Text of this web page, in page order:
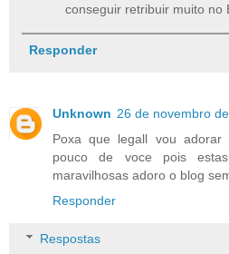
conseguir retribuir muito no
Responder
Unknown 26 de novembro
Poxa que legall vou
pouco de voce pois
maravilhosas adoro o blog
Responder
Respostas